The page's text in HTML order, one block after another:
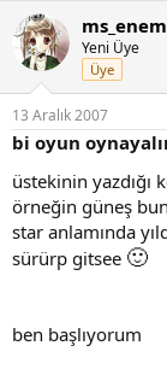
n
b
u
y
u
b
a
l
a
t
a
n
l
a
g
ç
a
r
i
h
i
Yeni Üye
Üye
13 Aralık 2007
bi oyun
üstekinin yazdığı
örneğin güneş
star anlamında
sürürp gitsee 🙂
ben başlıyorum